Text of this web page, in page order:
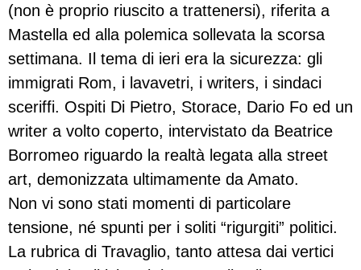
(non è proprio riuscito a trattenersi), riferita a
Mastella ed alla polemica sollevata la scorsa
settimana. Il tema di ieri era la sicurezza: gli
immigrati Rom, i lavavetri, i writers, i sindaci
sceriffi. Ospiti Di Pietro, Storace, Dario Fo ed un
writer a volto coperto, intervistato da Beatrice
Borromeo riguardo la realtà legata alla street
art, demonizzata ultimamente da Amato.
Non vi sono stati momenti di particolare
tensione, né spunti per i soliti “rigurgiti” politici.
La rubrica di Travaglio, tanto attesa dai vertici